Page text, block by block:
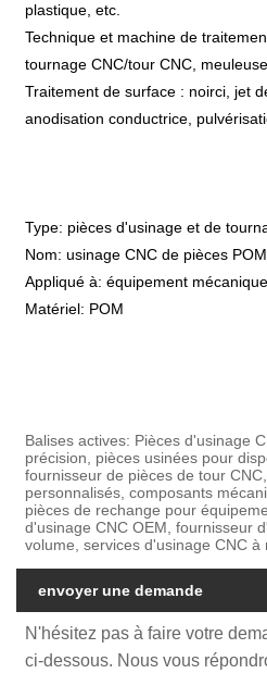
plastique, etc.
Technique et machine de
tournage CNC/tour CNC,
Traitement de surface : noirci, jet
anodisation conductrice,
Type: pièces d'usinage et de
Nom: usinage CNC de pièces
Appliqué à: équipement mécanique
Matériel: POM
Balises actives: Pièces d'usinage
précision, pièces usinées pour
fournisseur de pièces de tour
personnalisés, composants
pièces de rechange pour
d'usinage CNC OEM, fournisseur
volume, services d'usinage CNC à
envoyer une demande
N'hésitez pas à faire votre
ci-dessous. Nous vous